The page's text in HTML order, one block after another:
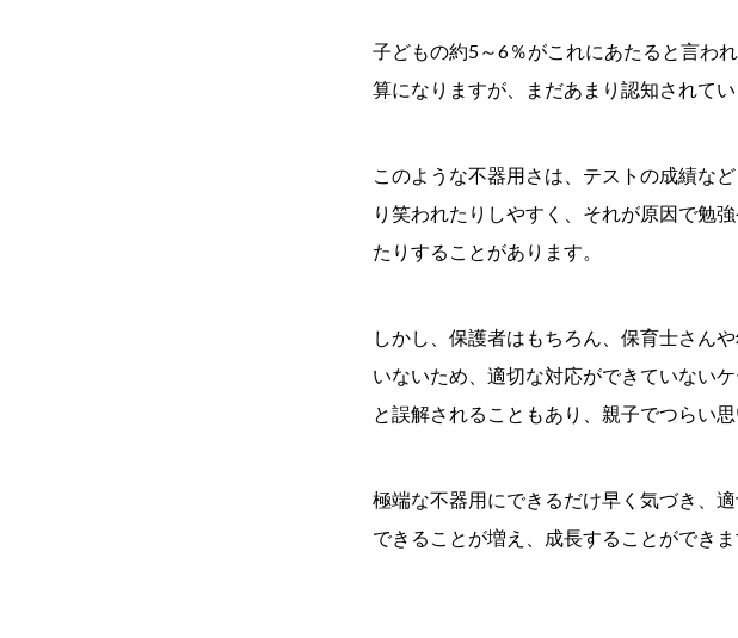
子どもの約5～6％がこれにあたると言わ
算になりますが、まだあまり認知されてい
このような不器用さは、テストの成績な
り笑われたりしやすく、それが原因で勉
たりすることがあります。
しかし、保護者はもちろん、保育士さん
いないため、適切な対応ができていない
と誤解されることもあり、親子でつらい
極端な不器用にできるだけ早く気づき、
できることが増え、成長することができま